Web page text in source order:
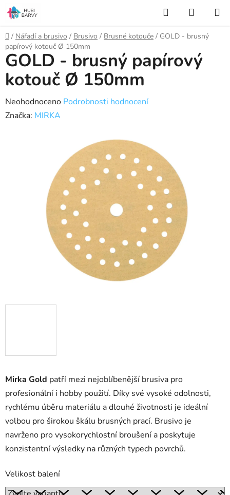
Přejít
na
obsah
Hledat
KOŠÍK
Domů
/ Nářadí a brusivo / Brusivo / Brusné kotouče / GOLD - brusný
papírový kotouč Ø 150mm
Mirka Gold patří mezi nejoblíbenější brusiva pro
profesionální i hobby použití. Díky své vysoké odolnosti,
rychlému úběru materiálu a dlouhé životnosti je ideální
volbou pro širokou škálu brusných prací. Brusivo je
navrženo pro vysokorychlostní broušení a poskytuje
konzistentní výsledky na různých typech povrchů.
Velikost balení
GOLD - brusný papírový
kotouč Ø 150mm
Průměrné
hodnocení
Neohodnoceno Podrobnosti hodnocení
Značka: MIRKA